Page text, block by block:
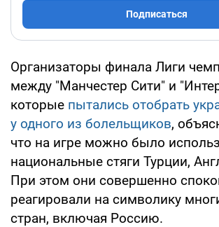
Подписаться
Организаторы финала Лиги
между "Манчестер Сити" и
которые пытались отобрать
у одного из болельщиков,
что на игре можно было
национальные стяги Турции,
При этом они совершенно
реагировали на символику
стран, включая Россию.